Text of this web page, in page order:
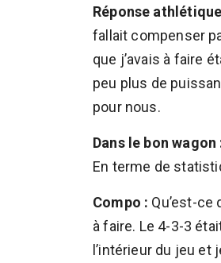
Réponse
fallait compenser
que j’avais à faire
peu plus de
pour nous.
Dans le bon wagon
En terme de
Compo : Qu’est-ce
à faire. Le 4-3-3
l’intérieur du jeu et